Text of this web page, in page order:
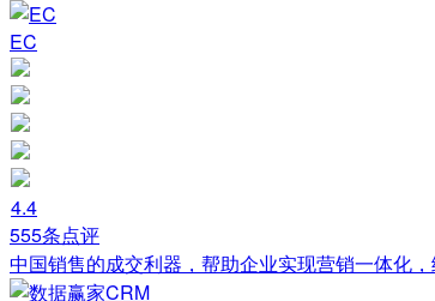
EC
4.4
555条点评
中国销售的成交利器，帮助企业实现营销一体化